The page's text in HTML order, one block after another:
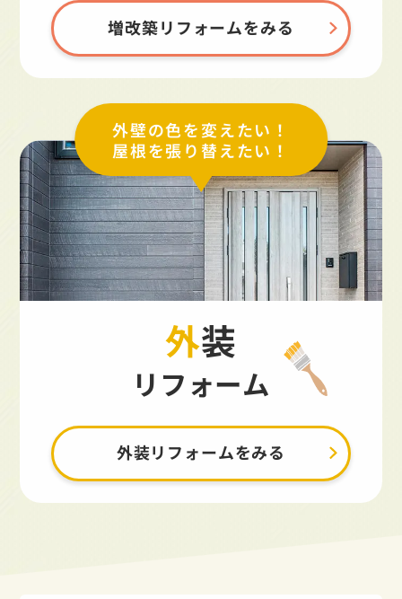
増改築リフォームをみる
外壁の色を変えたい！
屋根を張り替えたい！
外装
リフォーム
外装リフォームをみる